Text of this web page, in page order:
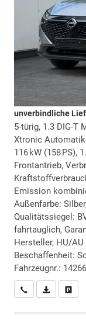
unverbindliche
5-türig, 1.3 DIG-T
Xtronic
116 kW (158 PS),
Frontantrieb,
Emission
Außenfarbe:
Qualitätssiegel:
fahrtauglich,
Hersteller, HU/AU
Beschaffenheit:
Fahrzeugnr.:
Wir rufen Sie an
PDF-